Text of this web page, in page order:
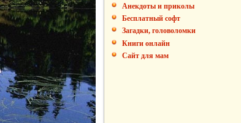
Анекдоты и приколы
Бесплатный софт
Загадки, головоломки
Книги онлайн
Сайт для мам